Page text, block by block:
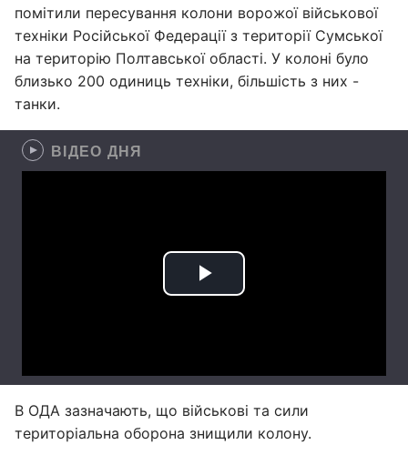
помітили пересування колони ворожої військової
техніки Російської Федерації з території Сумської
на територію Полтавської області. У колоні було
близько 200 одиниць техніки, більшість з них -
танки.
ВІДЕО ДНЯ
В ОДА зазначають, що військові та сили
територіальна оборона знищили колону.